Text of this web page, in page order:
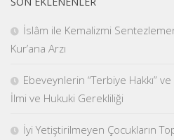
İslâm ile Kemalizmi
Kur’ana Arzı
Ebeveynlerin “Terbiye Hakkı” ve
İlmi ve Hukuki Gerekliliği
İyi Yetiştirilmeyen Çocukların